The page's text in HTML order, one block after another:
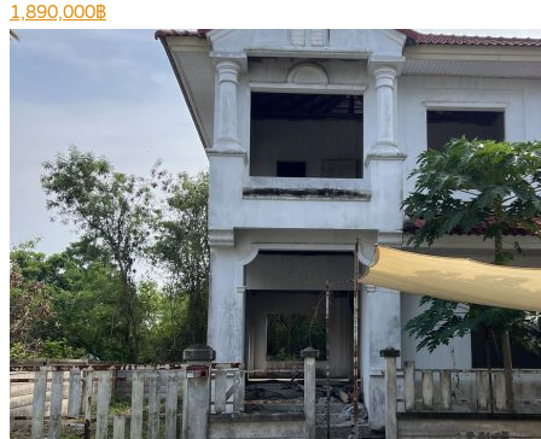
1,890,000฿